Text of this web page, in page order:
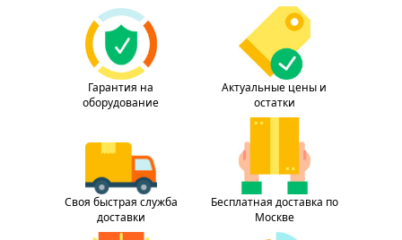
Гарантия на
оборудование
Актуальные цены и
остатки
Своя быстрая служба
доставки
Бесплатная доставка по
Москве